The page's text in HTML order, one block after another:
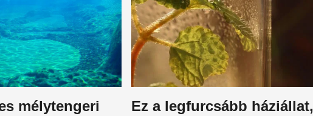
mélytengeri
Ez a legfurcsább háziállat,